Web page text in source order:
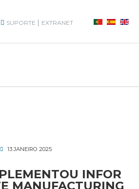
SUPORTE | EXTRANET
13 JANEIRO 2025
INFOR
MANUFACTURING